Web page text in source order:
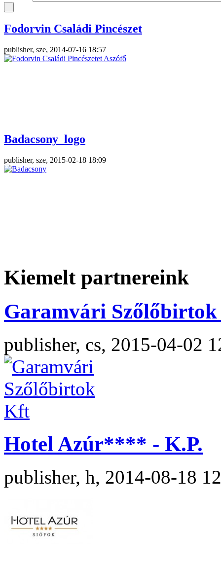
Fodorvin Családi Pincészet
publisher, sze, 2014-07-16 18:57
Borvilag
publisher, sze, 2014-07-16 15:44
Helikon Hotel_banner
publisher, sze, 2015-04-15 12:48
Badacsony_logo
publisher, sze, 2015-02-18 18:09
Kiemelt partnereink
Garamvári
publisher, cs, 2015-04-02
Hotel Azúr**** - K.P.
publisher, h, 2014-08-18